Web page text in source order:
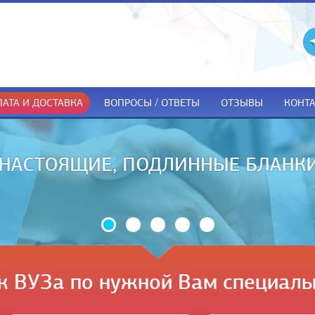
И ДОСТАВКА ВОПРОСЫ / ОТВЕТЫ ОТЗЫВЫ
ТОЛЬКО ПРИ
ВУЗа по нужной Вам